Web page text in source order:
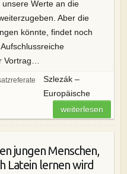
Werte an die
Aber die
könnte, findet noch
Vortrag…
Szlezák –
Europäische
weiterlesen
jungen Menschen,
Latein lernen wird